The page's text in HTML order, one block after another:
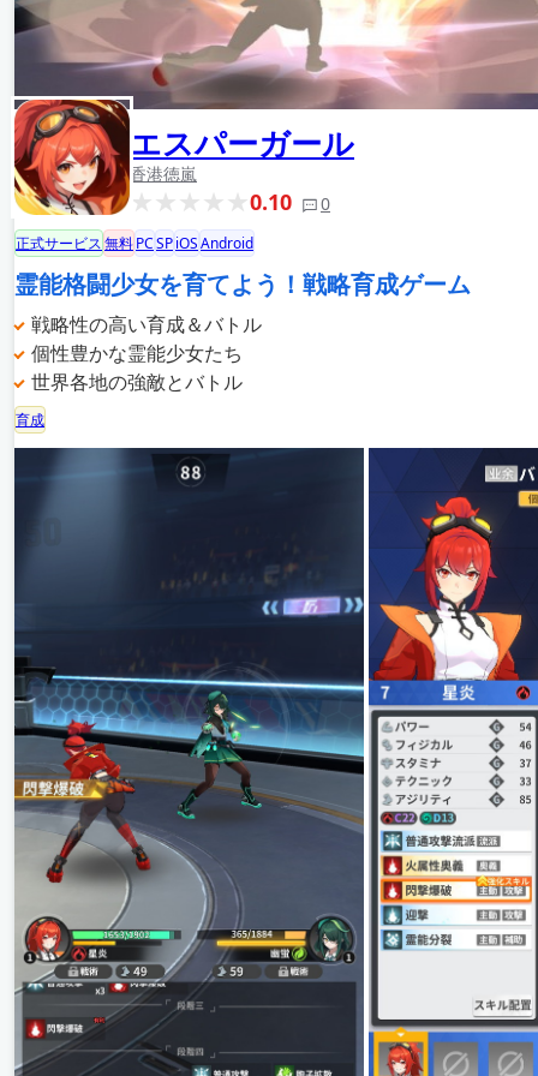
エスパーガール
香港徳嵐
0.10 0
正式サービス無料PCSPiOSAndroid
霊能格闘少女を育てよう！戦略育成ゲーム
戦略性の高い育成＆バトル
個性豊かな霊能少女たち
世界各地の強敵とバトル
育成